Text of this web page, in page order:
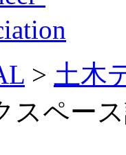
> 土木
スペー